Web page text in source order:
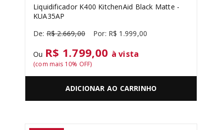
Liquidificador K400 KitchenAid Black Matte -
KUA35AP
R$ 2.669,00 R$ 1 .999,00
Ou R$ 1.799,00 à vista
(com mais 10% OFF)
ADICIONAR AO CARRINHO